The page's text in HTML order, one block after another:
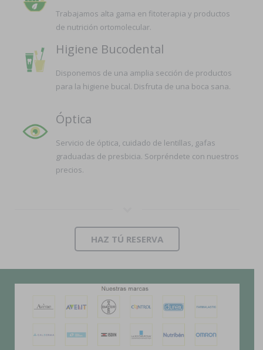
Trabajamos alta gama en fitoterapia y productos
de nutrición ortomolecular.
Higiene Bucodental
Disponemos de una amplia sección de productos
para la higiene bucal. Disfruta de una boca sana.
Óptica
Servicio de óptica, cuidado de lentillas, gafas
graduadas de presbicia. Sorpréndete con nuestros
precios.
HAZ TÚ RESERVA